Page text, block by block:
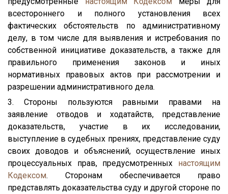
всестороннего и полного установления всех
фактических обстоятельств по административному
делу, в том числе для выявления и истребования по
собственной инициативе доказательств, а также для
правильного применения законов и иных
нормативных правовых актов при рассмотрении и
разрешении административного дела.
3. Стороны пользуются равными правами на
заявление отводов и ходатайств, представление
доказательств, участие в их исследовании,
выступление в судебных прениях, представление суду
своих доводов и объяснений, осуществление иных
процессуальных прав, предусмотренных настоящим
Кодексом. Сторонам обеспечивается право
представлять доказательства суду и другой стороне по